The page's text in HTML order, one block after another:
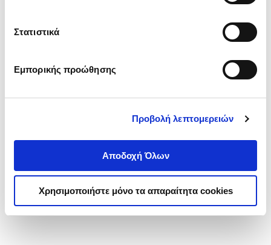
Στατιστικά
Εμπορικής προώθησης
Προβολή λεπτομερειών
Αποδοχή Όλων
Χρησιμοποιήστε μόνο τα απαραίτητα cookies